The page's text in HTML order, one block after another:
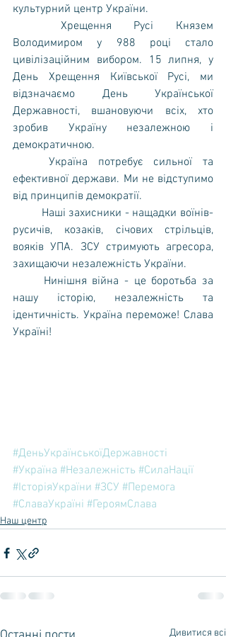
культурний центр України.
Володимиром у 988 році стало
цивілізаційним вибором. 15 липня, у
День Хрещення Київської Русі, ми
відзначаємо День Української
Державності, вшановуючи всіх, хто
зробив Україну незалежною і
демократичною.
ефективної держави. Ми не відступимо
від принципів демократії.
русичів, козаків, січових стрільців,
вояків УПА. ЗСУ стримують агресора,
захищаючи незалежність України.
нашу історію, незалежність та
ідентичність. Україна переможе! Слава
Україні!
#ДеньУкраїнськоїДержавності
#Україна #Незалежність #СилаНації
#ІсторіяУкраїни #ЗСУ #Перемога
#СлаваУкраїні #ГероямСлава
Наш центр
Дивитися всі